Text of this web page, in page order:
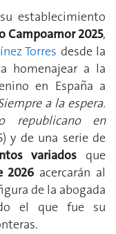
establecimiento
Campoamor 2025,
Torres desde la
homenajear a la
en España a
a la espera.
republicano en
y de una serie de
variados que
2026 acercarán al
de la abogada
el que fue su